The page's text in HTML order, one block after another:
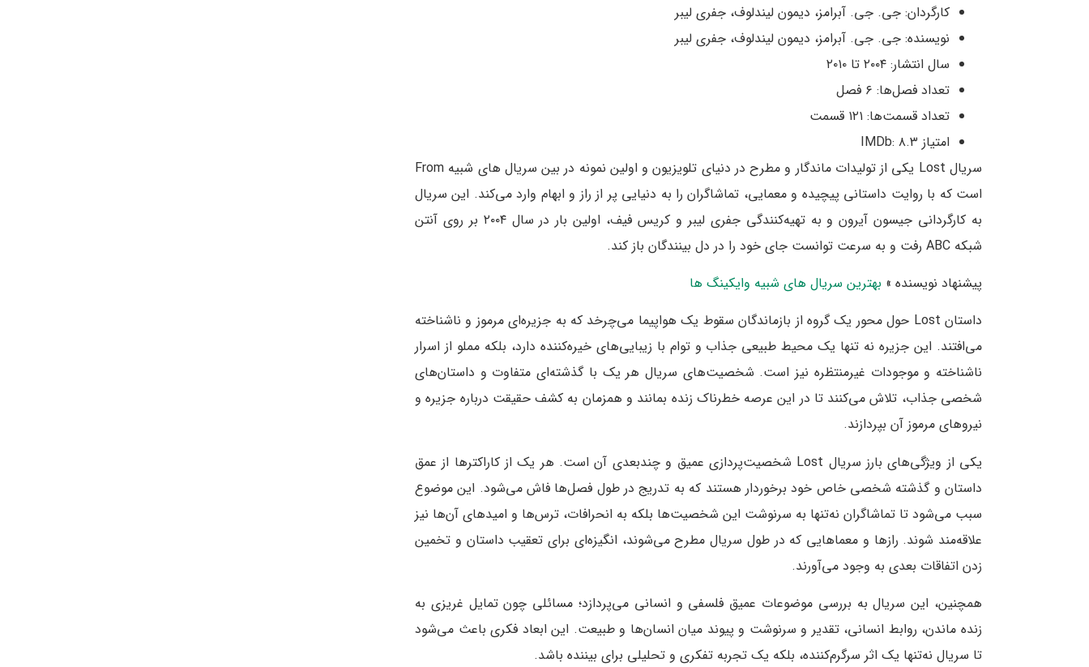
کارگردان: جی. جی. آبرامز، دیمون لیندلوف، جفری لیبر
نویسنده: جی. جی. آبرامز، دیمون لیندلوف، جفری لیبر
سال انتشار: ۲۰۰۴ تا ۲۰۱۰
تعداد فصل‌ها: ۶ فصل
تعداد قسمت‌ها: ۱۲۱ قسمت
امتیاز IMDb: ۸.۳
سریال Lost یکی از تولیدات ماندگار و مطرح در دنیای تلویزیون و اولین نمونه در بین سریال های شبیه From
است که با روایت داستانی پیچیده و معمایی، تماشاگران را به دنیایی پر از راز و ابهام وارد می‌کند. این سریال
به کارگردانی جیسون آیرون و به تهیه‌کنندگی جفری لیبر و کریس فیف، اولین بار در سال ۲۰۰۴ بر روی آنتن
شبکه ABC رفت و به سرعت توانست جای خود را در دل بینندگان باز کند.
پیشنهاد نویسنده » بهترین سریال های شبیه وایکینگ ها
داستان Lost حول محور یک گروه از بازماندگان سقوط یک هواپیما می‌چرخد که به جزیره‌ای مرموز و ناشناخته
می‌افتند. این جزیره نه تنها یک محیط طبیعی جذاب و توام با زیبایی‌های خیره‌کننده دارد، بلکه مملو از اسرار
ناشناخته و موجودات غیرمنتظره نیز است. شخصیت‌های سریال هر یک با گذشته‌ای متفاوت و داستان‌های
شخصی جذاب، تلاش می‌کنند تا در این عرصه خطرناک زنده بمانند و همزمان به کشف حقیقت درباره جزیره و
نیروهای مرموز آن بپردازند.
یکی از ویژگی‌های بارز سریال Lost شخصیت‌پردازی عمیق و چند‌بعدی آن است. هر یک از کاراکترها از عمق
داستان و گذشته شخصی خاص خود برخوردار هستند که به تدریج در طول فصل‌ها فاش می‌شود. این موضوع
سبب می‌شود تا تماشاگران نه‌تنها به سرنوشت این شخصیت‌ها بلکه به انحرافات، ترس‌ها و امیدهای آن‌ها نیز
علاقه‌مند شوند. رازها و معماهایی که در طول سریال مطرح می‌شوند، انگیزه‌ای برای تعقیب داستان و تخمین‌
زدن اتفاقات بعدی به وجود می‌آورند.
همچنین، این سریال به بررسی موضوعات عمیق فلسفی و انسانی می‌پردازد؛ مسائلی چون تمایل غریزی به
زنده ماندن، روابط انسانی، تقدیر و سرنوشت و پیوند میان انسان‌ها و طبیعت. این ابعاد فکری باعث می‌شود
تا سریال نه‌تنها یک اثر سرگرم‌کننده، بلکه یک تجربه تفکری و تحلیلی برای بیننده باشد.